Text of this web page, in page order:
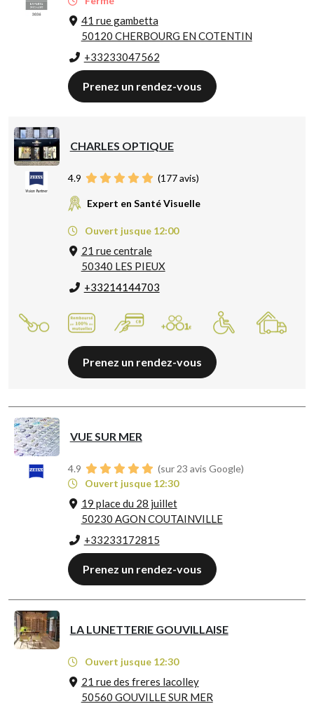
41 rue gambetta
50120 CHERBOURG EN COTENTIN
+33233047562
Prenez un rendez-vous
CHARLES OPTIQUE
4.9 (177avis)
Expert en Santé Visuelle
Ouvert jusque 12:00
21 rue centrale
50340 LES PIEUX
+33214144703
Prenez un rendez-vous
VUE SUR MER
4.9
(sur 23 avis Google)
Ouvert jusque 12:30
19 place du 28 juillet
50230 AGON COUTAINVILLE
+33233172815
Prenez un rendez-vous
LA LUNETTERIE GOUVILLAISE
Ouvert jusque 12:30
21 rue des freres lacolley
50560 GOUVILLE SUR MER